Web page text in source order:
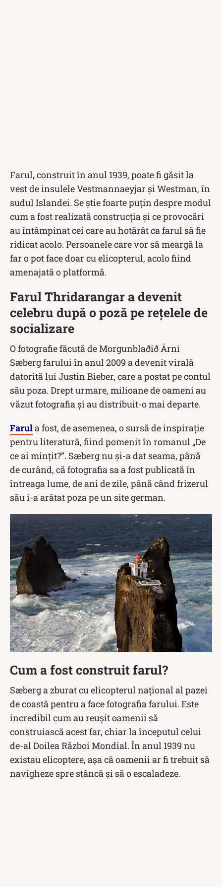
Farul, construit în anul 1939, poate fi găsit la
vest de insulele Vestmannaeyjar și Westman, în
sudul Islandei. Se știe foarte puțin despre modul
cum a fost realizată construcția și ce provocări
au întâmpinat cei care au hotărât ca farul să fie
ridicat acolo. Persoanele care vor să meargă la
far o pot face doar cu elicopterul, acolo fiind
amenajată o platformă.
Farul Thridarangar a devenit
celebru după o poză pe rețelele de
socializare
O fotografie făcută de Morgunblaðið Árni
Sæberg farului în anul 2009 a devenit virală
datorită lui Justin Bieber, care a postat pe contul
său poza. Drept urmare, milioane de oameni au
văzut fotografia și au distribuit-o mai departe.
Farula fost, de asemenea, o sursă de inspirație
pentru literatură, fiind pomenit în romanul „De
ce ai mințit?”. Sæberg nu și-a dat seama, până
de curând, că fotografia sa a fost publicată în
întreaga lume, de ani de zile, până când frizerul
său i-a arătat poza pe un site german.
Cum a fost construit farul?
Sæberg a zburat cu elicopterul național al pazei
de coastă pentru a face fotografia farului. Este
incredibil cum au reușit oamenii să
construiască acest far, chiar la începutul celui
de-al Doilea Război Mondial. În anul 1939 nu
existau elicoptere, așa că oamenii ar fi trebuit să
navigheze spre stâncă și să o escaladeze.